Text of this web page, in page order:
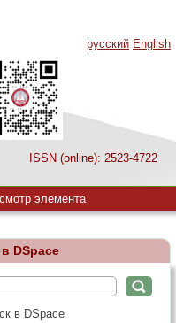
ISSN (online): 2523-4722
бедренной
русский English
элемента
DSpace
в DSpace